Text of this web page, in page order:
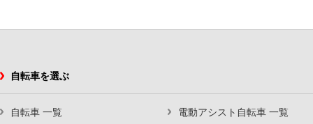
自転車を選ぶ
自転車 一覧 電動アシスト自転車 一覧